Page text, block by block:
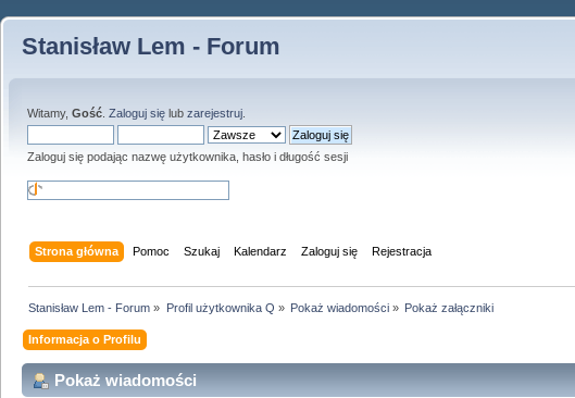
Stanisław Lem - Forum
Witamy, Gość Zaloguj się lub zarejestruj
Zaloguj się podając nazwę użytkownika, hasło i długość sesji
Strona główna Pomoc Szukaj Kalendarz Zaloguj się Rejestracja
Stanisław Lem - Forum » Profil użytkownika Q » Pokaż wiadomości» Pokaż załączniki
Informacja o Profilu
Pokaż wiadomości